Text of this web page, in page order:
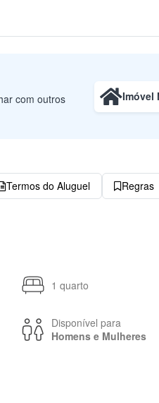
com outros
Imóvel
Termos do Aluguel Regras
1 quarto
Disponível para
Homens e Mulheres